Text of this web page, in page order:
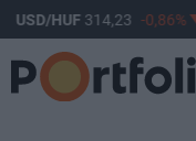
USD/HUF314,23 -0,86%